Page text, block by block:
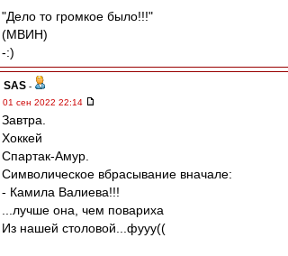
"Дело то громкое было!!!"
(МВИН)
-:)
SAS -
01 сен 2022 22:14
Завтра.
Хоккей
Спартак-Амур.
Символическое вбрасывание вначале:
- Камила Валиева!!!
...лучше она, чем повариха
Из нашей столовой...фууу((